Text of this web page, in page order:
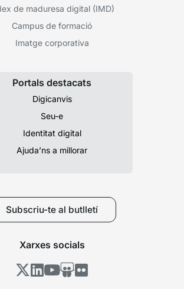
de maduresa digital (IMD)
Campus de formació
Imatge corporativa
Portals destacats
Digicanvis
Seu-e
Identitat digital
Ajuda’ns a millorar
Subscriu-te al butlletí
Xarxes socials